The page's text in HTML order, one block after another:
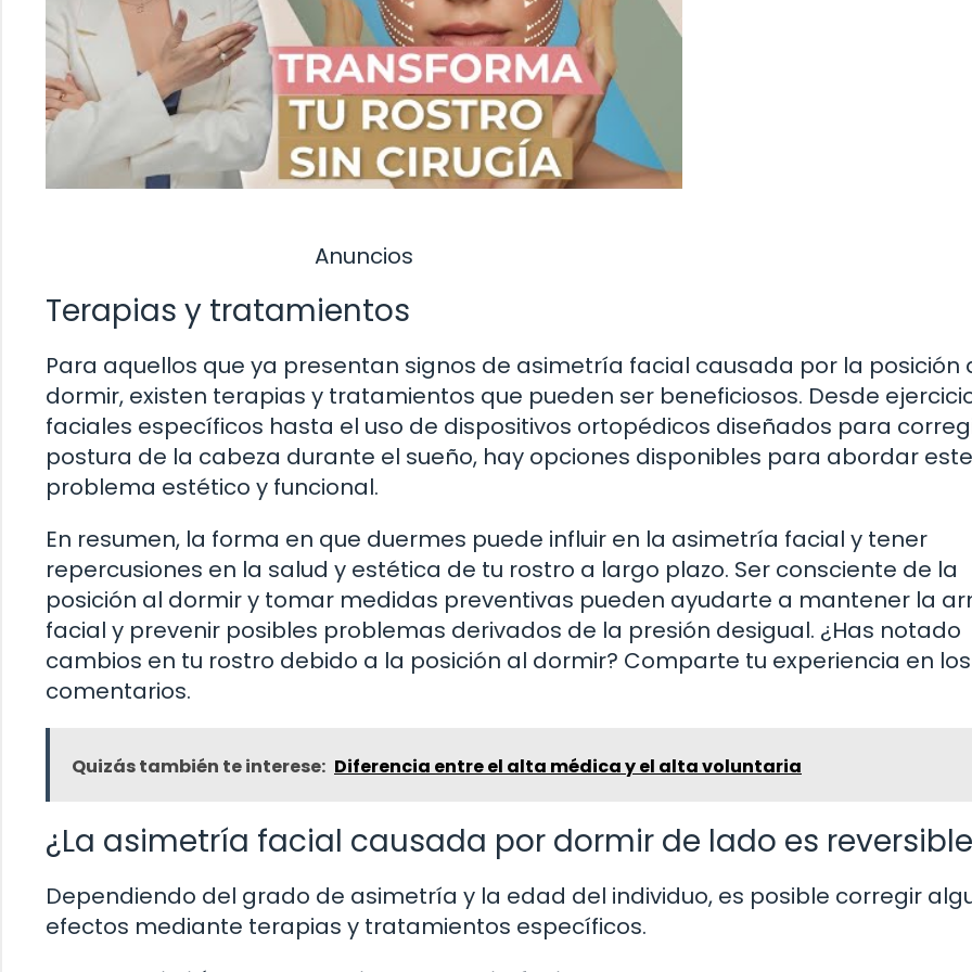
Anuncios
Terapias y tratamientos
Para aquellos que ya presentan signos de asimetría facial causada por la posición
dormir, existen terapias y tratamientos que pueden ser beneficiosos. Desde
faciales específicos hasta el uso de dispositivos ortopédicos diseñados para
postura de la cabeza durante el sueño, hay opciones disponibles para abordar este
problema estético y funcional.
En resumen, la forma en que duermes puede influir en la asimetría facial y tener
repercusiones en la salud y estética de tu rostro a largo plazo. Ser consciente de la
posición al dormir y tomar medidas preventivas pueden ayudarte a mantener la
facial y prevenir posibles problemas derivados de la presión desigual. ¿Has notado
cambios en tu rostro debido a la posición al dormir? Comparte tu experiencia en los
comentarios.
Quizás también te interese: Diferencia entre el alta médica y el alta voluntaria
¿La asimetría facial causada por dormir de lado es
Dependiendo del grado de asimetría y la edad del individuo, es posible corregir
efectos mediante terapias y tratamientos específicos.